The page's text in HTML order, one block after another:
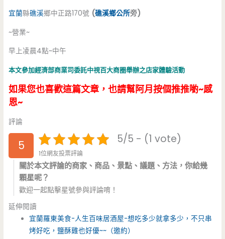
宜蘭縣礁溪鄉中正路170號 (礁溪鄉公所旁)
~營業~
早上凌晨4點~中午
本文參加經濟部商業司委託中視百大商圈舉辦之店家體驗活動
如果您也喜歡這篇文章，也請幫阿月按個推推喲~感
恩~
評論
5 5/5 - (1 vote)
1位網友投票評論
關於本文評論的商家、商品、景點、議題、方法，你給幾
顆星呢？
歡迎一起點擊星號參與評論唷！
延伸閱讀
宜蘭羅東美食-人生百味居酒屋-想吃多少就拿多少，不只串
烤好吃，鹽酥雞也好優~~（邀約）